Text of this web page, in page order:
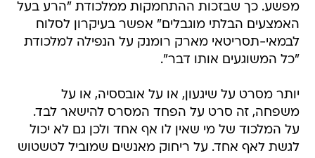
מפשע. כך שבזכות ההתחמקות ממלכודת "הרע בעל
האמצעים הבלתי מוגבלים" אפשר בעיקרון לסלוח
לבמאי-תסריטאי מארק רומנק על הנפילה למלכודת
"כל המשוגעים אותו דבר".
יותר מסרט על שיגעון, או על אובססיה, או על
משפחה, זה סרט על הפחד המסרס להישאר לבד.
על המלכוד של מי שאין לו אף אחד ולכן גם לא יכול
לגשת לאף אחד. על ריחוק מאנשים שמוביל לטשטוש